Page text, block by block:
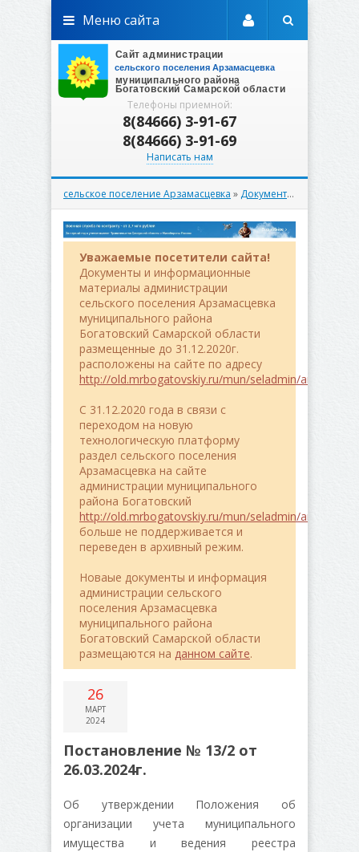
Телефоны приемной:
8(84666) 3-91-67
8(84666) 3-91-69
Написать нам
Меню сайта
сельское поселение Арзамасцевка » Документы
Уважаемые посетители сайта!
Документы и информационные
материалы администрации
сельского поселения Арзамасцевка
муниципального района
Богатовский Самарской области
размещенные до 31.12.2020г.
расположены на сайте по адресу
http://old.mrbogatovskiy.ru/mun/seladmin/
C 31.12.2020 года в связи с
переходом на новую
технологическую платформу
раздел сельского поселения
Арзамасцевка на сайте
администрации муниципального
района Богатовский
http://old.mrbogatovskiy.ru/mun/seladmin/
больше не поддерживается и
переведен в архивный режим.
Новаые документы и информация
администрации сельского
поселения Арзамасцевка
муниципального района
Богатовский Самарской области
размещаются на данном сайте.
26
МАРТ
2024
Постановление № 13/2 от
26.03.2024г.
Об утверждении Положения об
организации учета муниципального
имущества и ведения реестра